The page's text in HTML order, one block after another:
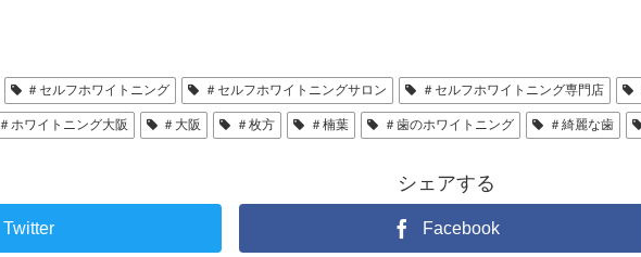
＃セルフホワイトニング ＃セルフホワイトニングサロン ＃セルフホワイトニング専門店
＃ホワイトニング大阪 ＃大阪 ＃枚方 ＃楠葉 ＃歯のホワイトニング ＃綺麗な歯
シェアする
Twitter Facebook